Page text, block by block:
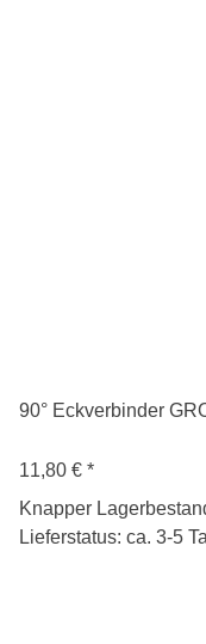
90° Eckverbinder
11,80 € *
Knapper
Lieferstatus: ca. 3-5